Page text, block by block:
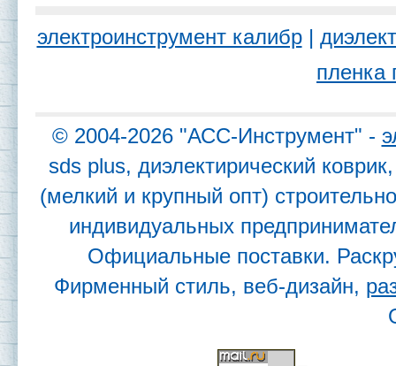
электроинструмент калибр|
пленка
© 2004-2026 "АСС-Инструмент" -
sds plus, диэлектирический
(мелкий и крупный опт)
индивидуальных
Официальные поставки.
Фирменный стиль, веб-дизайн,